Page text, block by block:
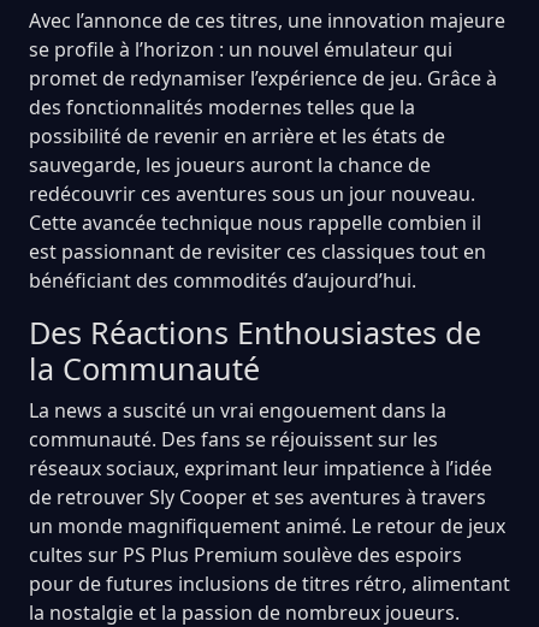
Avec l’annonce de ces titres, une innovation majeure
se profile à l’horizon : un nouvel émulateur qui
promet de redynamiser l’expérience de jeu. Grâce à
des fonctionnalités modernes telles que la
possibilité de revenir en arrière et les états de
sauvegarde, les joueurs auront la chance de
redécouvrir ces aventures sous un jour nouveau.
Cette avancée technique nous rappelle combien il
est passionnant de revisiter ces classiques tout en
bénéficiant des commodités d’aujourd’hui.
Des Réactions Enthousiastes de
la Communauté
La news a suscité un vrai engouement dans la
communauté. Des fans se réjouissent sur les
réseaux sociaux, exprimant leur impatience à l’idée
de retrouver Sly Cooper et ses aventures à travers
un monde magnifiquement animé. Le retour de jeux
cultes sur PS Plus Premium soulève des espoirs
pour de futures inclusions de titres rétro, alimentant
la nostalgie et la passion de nombreux joueurs.